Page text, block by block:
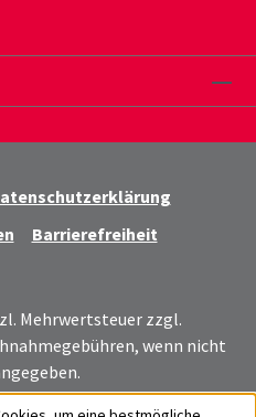
Barrierefreiheit
Mehrwertsteuer zzgl.
wenn nicht